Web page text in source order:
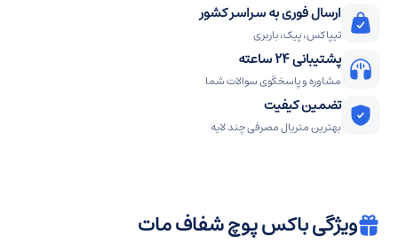
ارسال فوری به سراسر کشور
تیپاکس، پیک، باربری
پشتیبانی 24 ساعته
مشاوره و پاسخگوی سوالات شما
تضمین کیفیت
بهترین متریال مصرفی چند لایه
ویژگی باکس پوچ شفاف مات